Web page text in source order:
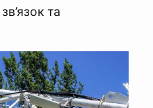
та